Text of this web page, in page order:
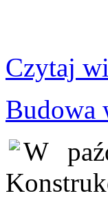
Czytaj
Budowa
W